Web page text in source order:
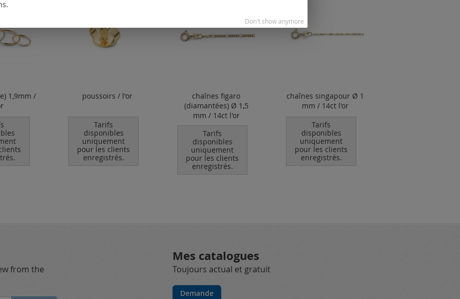
1,9mm /
poussoirs / l'or
Tarifs
disponibles
uniquement
pour les clients
enregistrés.
chaînes figaro
(diamantées) Ø 1,5
mm / 14ct l'or
Tarifs
disponibles
uniquement
pour les clients
enregistrés.
chaînes singapour Ø 1
mm / 14ct l'or
Tarifs
disponibles
uniquement
pour les clients
enregistrés.
from the
Mes catalogues
Toujours actual et gratuit
Demande
Don't show anymore